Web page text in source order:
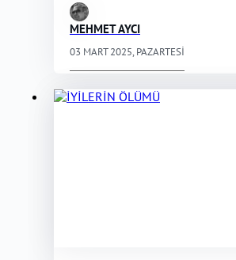
MEHMET AYCI
03 MART 2025, PAZARTESI